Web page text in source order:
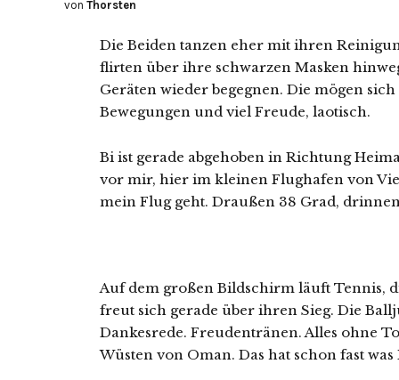
von Thorsten
Die Beiden tanzen eher mit ihren
flirten über ihre schwarzen Masken
Geräten wieder begegnen. Die mögen
Bewegungen und viel Freude, laotisch.
Bi ist gerade abgehoben in Richtung
vor mir, hier im kleinen Flughafen von
mein Flug geht. Draußen 38 Grad,
Auf dem großen Bildschirm läuft Tennis,
freut sich gerade über ihren Sieg. Die
Dankesrede. Freudentränen. Alles ohne
Wüsten von Oman. Das hat schon fast was